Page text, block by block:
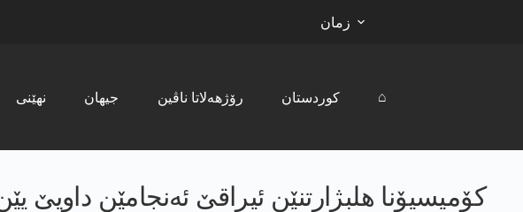
زمان
نھێنی جیھان رۆژھەلاتا ناڤین کوردستان ⌂
کۆمیسیۆنا ھلبژارتنێن ئیراقێ ئەنجامێن داویێ